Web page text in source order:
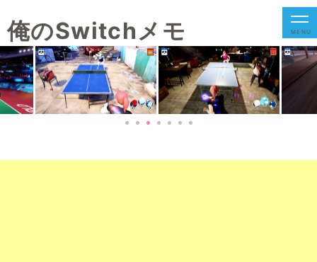
俺のSwitchメモ MENU